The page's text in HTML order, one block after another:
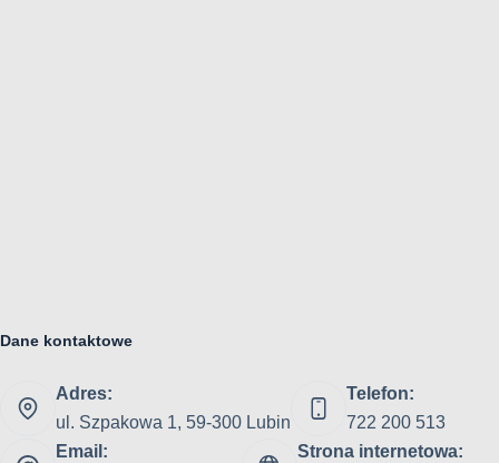
Dane kontaktowe
Adres:
ul. Szpakowa 1, 59-300 Lubin
Telefon:
722 200 513
Email:
Strona internetowa: